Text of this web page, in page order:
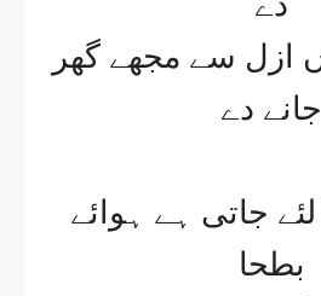
ازل سے مجھے گھر
جانے دے
جاتی ہے ہوائے
بطحا